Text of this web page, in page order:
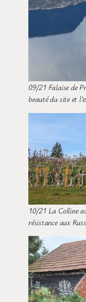
09/21 Falaise de
beauté du site et
10/21 La Colline
résistance aux